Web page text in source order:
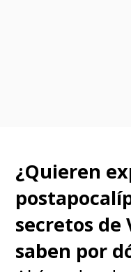
#TheBoys
— Jack Quaid
¿Quieren
secretos de
saben por